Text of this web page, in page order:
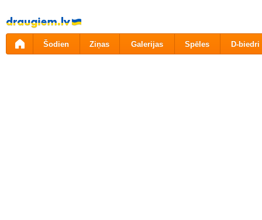
Pāriet
uz
saturu
Šodien Ziņas Galerijas Spēles D-biedri